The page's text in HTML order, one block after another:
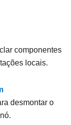
componentes
locais.
desmontar o